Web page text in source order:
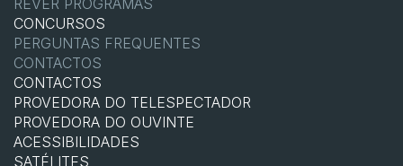
REVER PROGRAMAS
CONCURSOS
PERGUNTAS FREQUENTES
CONTACTOS
CONTACTOS
PROVEDORA DO TELESPECTADOR
PROVEDORA DO OUVINTE
ACESSIBILIDADES
SATÉLITES